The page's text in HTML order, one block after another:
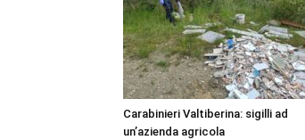
Carabinieri Valtiberina: sigilli ad
un’azienda agricola